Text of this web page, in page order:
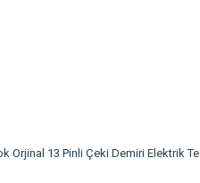
Orjinal 13 Pinli Çeki Demiri Elektrik